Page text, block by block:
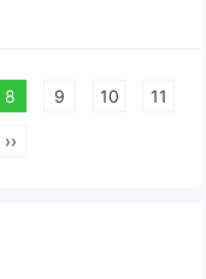
8 9 10 11
››